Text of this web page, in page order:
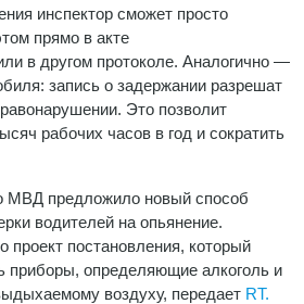
инспектор сможет просто
прямо в акте
в другом протоколе. Аналогично —
запись о задержании разрешат
Это позволит
рабочих часов в год и сократить
МВД предложило новый способ
водителей на опьянение.
проект постановления, который
приборы, определяющие алкоголь и
воздуху, передает RT.